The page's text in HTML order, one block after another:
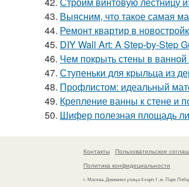
43. Выясним, что такое самая
44. Ремонт квартир в
45. DIY Wall Art: A Step-by-Step
46. Чем покрыть стены в
47. Ступеньки для крыльца из
48. Профлистом: идеальный
49. Крепление ванны к стене и
50. Шифер полезная площадь
Контакты
Пользовательское
Политика конфидециальности
г. Москва, Довженко улица 4 корп.1, м. Парк